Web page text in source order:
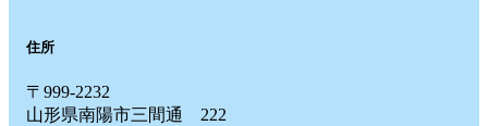
住所
〒999-2232
山形県南陽市三間通 222